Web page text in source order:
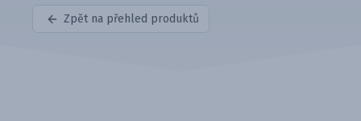
Zpět na přehled produktů